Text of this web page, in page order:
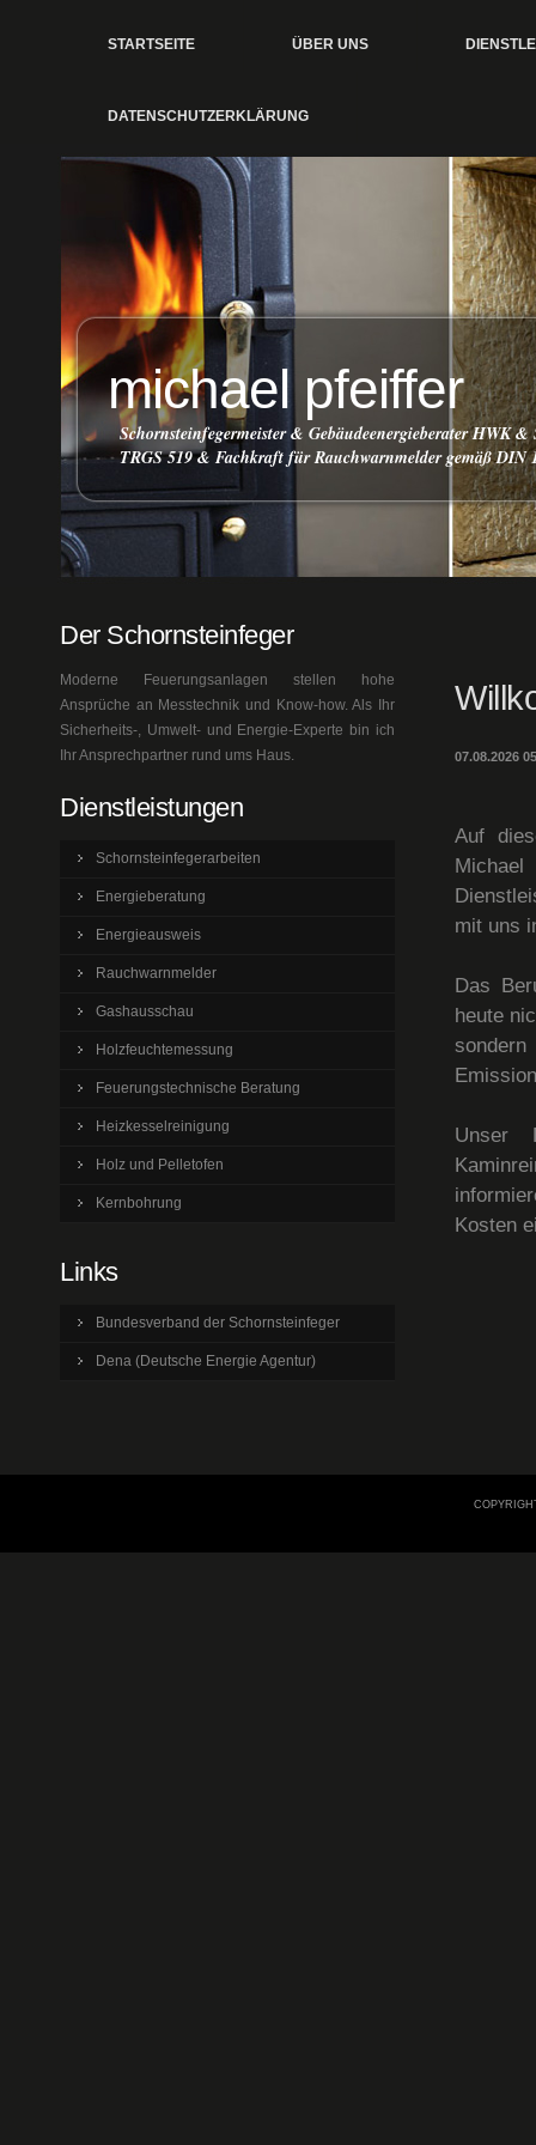
STARTSEITE ÜBER UNS
DATENSCHUTZERKLÄRUNG
michael pfeiffer
Schornsteinfegermeister & Gebäudeenergieberater HWK
TRGS 519 & Fachkraft für Rauchwarnmelder gemäß DIN
07.08.2026
Auf
mit uns
Das
heute
Unser
Kosten
Der Schornsteinfeger
Moderne Feuerungsanlagen stellen hohe
Ansprüche an Messtechnik und Know-how. Als Ihr
Sicherheits-, Umwelt- und Energie-Experte bin ich
Ihr Ansprechpartner rund ums Haus.
Dienstleistungen
Schornsteinfegerarbeiten
Energieberatung
Energieausweis
Rauchwarnmelder
Gashausschau
Holzfeuchtemessung
Feuerungstechnische Beratung
Heizkesselreinigung
Holz und Pelletofen
Kernbohrung
Links
Bundesverband der Schornsteinfeger
Dena (Deutsche Energie Agentur)